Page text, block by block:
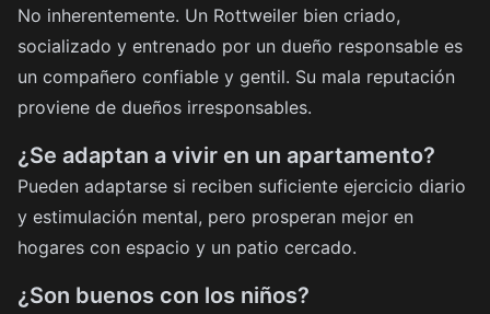
No inherentemente. Un Rottweiler bien criado,
socializado y entrenado por un dueño responsable es
un compañero confiable y gentil. Su mala reputación
proviene de dueños irresponsables.
¿Se adaptan a vivir en un apartamento?
Pueden adaptarse si reciben suficiente ejercicio diario
y estimulación mental, pero prosperan mejor en
hogares con espacio y un patio cercado.
¿Son buenos con los niños?